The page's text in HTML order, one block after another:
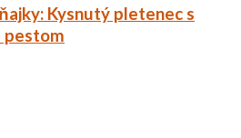
Kysnutý pletenec s
pestom